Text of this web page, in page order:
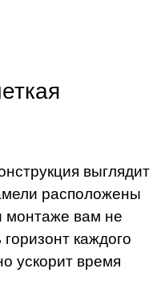
выглядит
расположены
монтаже вам не
каждого
ускорит время